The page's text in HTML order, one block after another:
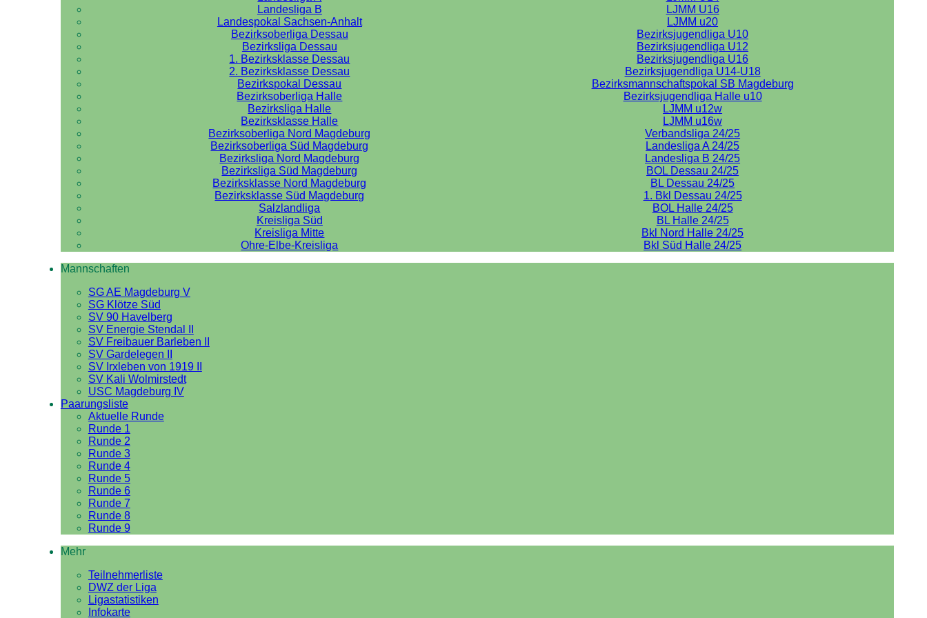
Landesliga B
LJMM U16
Landespokal Sachsen-Anhalt
LJMM u20
Bezirksoberliga Dessau
Bezirksjugendliga U10
Bezirksliga Dessau
Bezirksjugendliga U12
1. Bezirksklasse Dessau
Bezirksjugendliga U16
2. Bezirksklasse Dessau
Bezirksjugendliga U14-U18
Bezirkspokal Dessau
Bezirksmannschaftspokal SB Magdeburg
Bezirksoberliga Halle
Bezirksjugendliga Halle u10
Bezirksliga Halle
LJMM u12w
Bezirksklasse Halle
LJMM u16w
Bezirksoberliga Nord Magdeburg
Verbandsliga 24/25
Bezirksoberliga Süd Magdeburg
Landesliga A 24/25
Bezirksliga Nord Magdeburg
Landesliga B 24/25
Bezirksliga Süd Magdeburg
BOL Dessau 24/25
Bezirksklasse Nord Magdeburg
BL Dessau 24/25
Bezirksklasse Süd Magdeburg
1. Bkl Dessau 24/25
Salzlandliga
BOL Halle 24/25
Kreisliga Süd
BL Halle 24/25
Kreisliga Mitte
Bkl Nord Halle 24/25
Ohre-Elbe-Kreisliga
Bkl Süd Halle 24/25
Mannschaften
SG AE Magdeburg V
SG Klötze Süd
SV 90 Havelberg
SV Energie Stendal II
SV Freibauer Barleben II
SV Gardelegen II
SV Irxleben von 1919 II
SV Kali Wolmirstedt
USC Magdeburg IV
Paarungsliste
Aktuelle Runde
Runde 1
Runde 2
Runde 3
Runde 4
Runde 5
Runde 6
Runde 7
Runde 8
Runde 9
Mehr
Teilnehmerliste
DWZ der Liga
Ligastatistiken
Infokarte